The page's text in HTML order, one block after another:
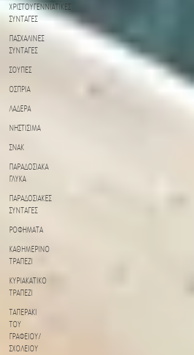
ΧΡΙΣΤΟΥΓΕΝΝΙΑΤΙΚΕΣ
ΣΥΝΤΑΓΕΣ
ΠΑΣΧΑΛΙΝΕΣ
ΣΥΝΤΑΓΕΣ
ΣΟΥΠΕΣ
ΟΣΠΡΙΑ
ΛΑΔΕΡΑ
ΝΗΣΤΙΣΙΜΑ
ΣΝΑΚ
ΠΑΡΑΔΟΣΙΑΚΑ
ΓΛΥΚΑ
ΠΑΡΑΔΟΣΙΑΚΕΣ
ΣΥΝΤΑΓΕΣ
ΡΟΦΗΜΑΤΑ
ΚΑΘΗΜΕΡΙΝΟ
ΤΡΑΠΕΖΙ
ΚΥΡΙΑΚΑΤΙΚΟ
ΤΡΑΠΕΖΙ
ΤΑΠΕΡΑΚΙ
ΤΟΥ
ΓΡΑΦΕΙΟΥ/
ΣΧΟΛΕΙΟΥ